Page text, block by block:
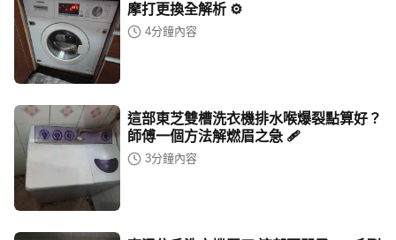
摩打更換全解析 ⚙️
4分鐘內容
這部東芝雙槽洗衣機排水喉爆裂點算好？
師傅一個方法解燃眉之急 🩹
3分鐘內容